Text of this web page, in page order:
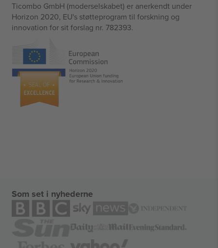
Ticombo GmbH (moderselskabet) er anerkendt under
Horizon 2020, EU's støtteprogram til forskning og
innovation for sit forslag nr. 782393.
Som set i nyhederne